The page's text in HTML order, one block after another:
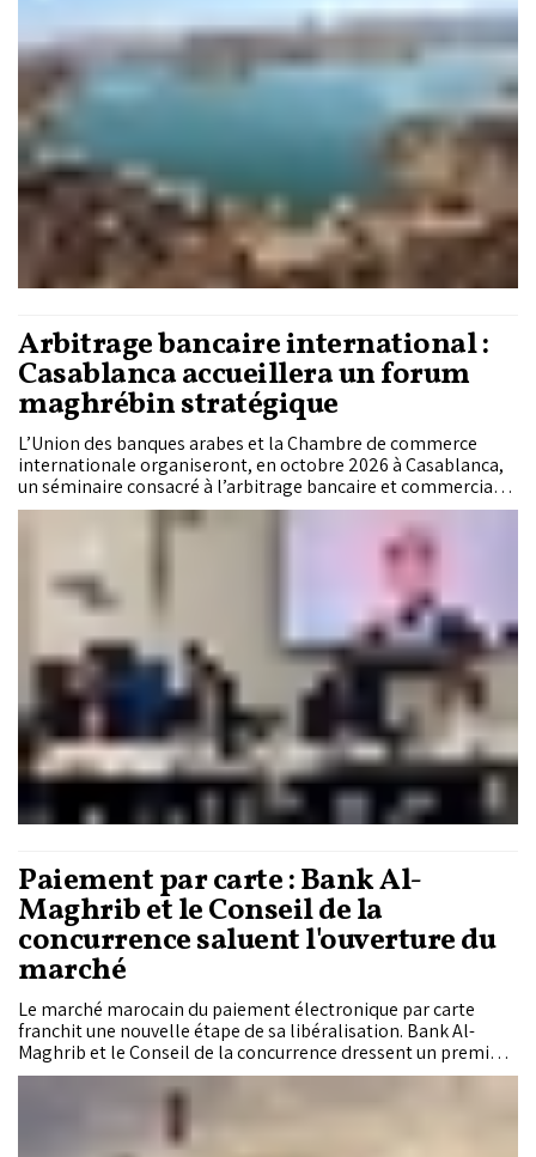
Arbitrage bancaire international :
Casablanca accueillera un forum
maghrébin stratégique
L’Union des banques arabes et la Chambre de commerce
internationale organiseront, en octobre 2026 à Casablanca,
un séminaire consacré à l’arbitrage bancaire et commercial
international. Destinée aux institutions financières des pays
du Maghreb, cette rencontre vise à renforcer leurs
compétences en matière de règlement des différends et à
favoriser l’adoption des standards internationaux. Pour les
banques marocaines, ce rendez-vous constitue une
opportunité de consolider leur expertise juridique dans un
contexte marqué par l’intensification des opérations
transfrontalières et l’internationalisation croissante des
activités bancaires.
Paiement par carte : Bank Al-
Maghrib et le Conseil de la
concurrence saluent l'ouverture du
marché
Le marché marocain du paiement électronique par carte
franchit une nouvelle étape de sa libéralisation. Bank Al-
Maghrib et le Conseil de la concurrence dressent un premier
bilan positif des réformes engagées depuis 2024, marquées
par la fin du monopole du Centre Monétique Interbancaire
commissions supportées par les commerçants.